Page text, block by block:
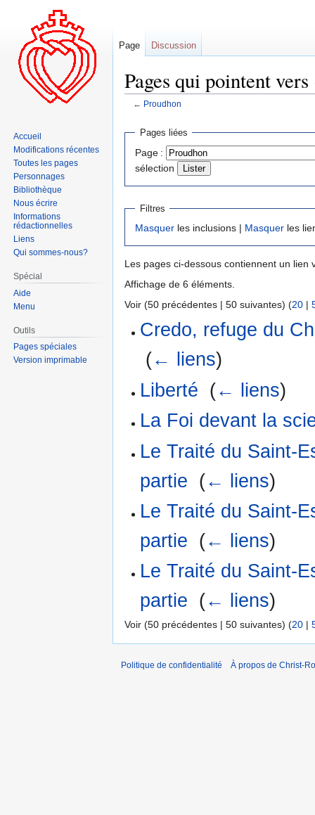
Pages qui pointent vers
← Proudhon
Aller
navigation
Aller
recherche
Pages liées
Page :
sélection
Filtres
Masquer les inclusions | Masquer les
Les pages ci-dessous contiennent un lien
Affichage de 6 éléments.
Voir (50 précédentes | 50 suivantes) (20 |
Credo, refuge du
(← liens)
Liberté (← liens)
La Foi devant la
Le Traité du Saint-
partie (← liens)
Le Traité du Saint-
partie (← liens)
Le Traité du Saint-
partie (← liens)
Voir (50 précédentes | 50 suivantes) (20 |
Page Discussion
Accueil
Modifications récentes
Toutes les pages
Personnages
Bibliothèque
Nous écrire
Informations
rédactionnelles
Liens
Qui sommes-nous?
Spécial
Aide
Menu
Outils
Pages spéciales
Version imprimable
Politique de confidentialité À propos de Christ-